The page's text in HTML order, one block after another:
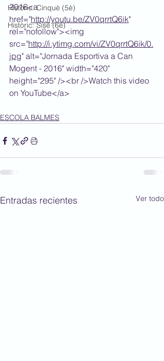
Històric: Cinquè (5è)
Històric: Sisè (6è)
2016<a
href="http://youtu.be/ZV0qrrtQ6ik"
rel="nofollow"><img
src="http://i.ytimg.com/vi/ZV0qrrtQ6ik/0.
jpg" alt="Jornada Esportiva a Can
Mogent - 2016" width="420"
height="295" /><br />Watch this video
on YouTube</a>
ESCOLA BALMES
Entradas recientes Ver todo